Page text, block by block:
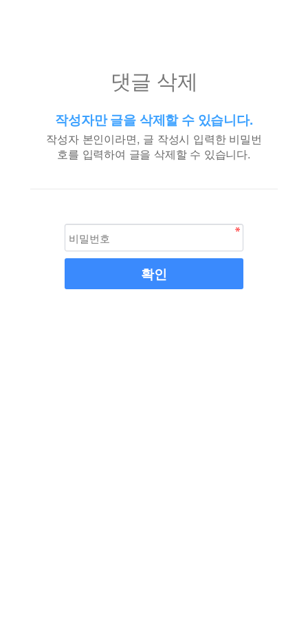
댓글 삭제
작성자만 글을 삭제할 수 있습니다.
작성자 본인이라면, 글 작성시 입력한 비밀번
호를 입력하여 글을 삭제할 수 있습니다.